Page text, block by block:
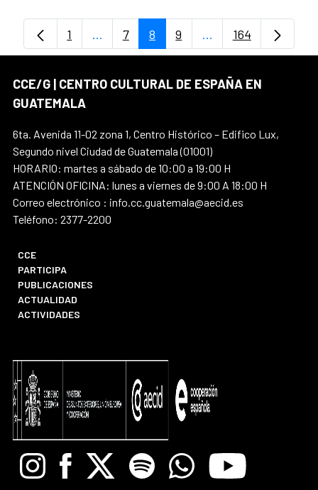
Page
1 ...Intermediate Pages Use TAB to
Page
7 Page
8 Page
9 ...Intermediate Pages
Page
164
CCE/G | CENTRO CULTURAL DE ESPAÑA EN
GUATEMALA
6ta. Avenida 11-02 zona 1, Centro Histórico – Edifico Lux,
Segundo nivel Ciudad de Guatemala (01001)
HORARIO: martes a sábado de 10:00 a 19:00 H
ATENCIÓN OFICINA: lunes a viernes de 9:00 A 18:00 H
Correo electrónico : info.cc.guatemala@aecid.es
Teléfono: 2377-2200
CCE
PARTICIPA
PUBLICACIONES
ACTUALIDAD
ACTIVIDADES
InstagramFacebook
X Spotify WhatsappYoutube